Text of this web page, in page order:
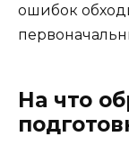
ошибок
На что